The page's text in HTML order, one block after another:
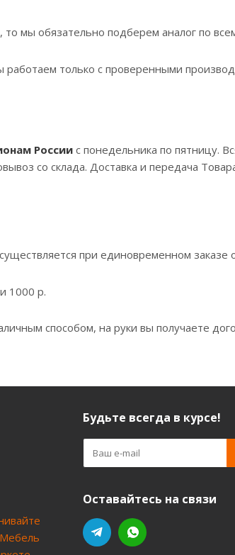
то мы обязательно подберем аналог по
работаем только с проверенными
России с понедельника по пятницу.
со склада. Доставка и передача
при единовременном
1000 р.
способом, на руки вы получаете
Будьте всегда в курсе!
Оставайтесь на связи